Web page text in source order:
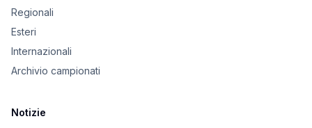
Regionali
Esteri
Internazionali
Archivio campionati
Notizie